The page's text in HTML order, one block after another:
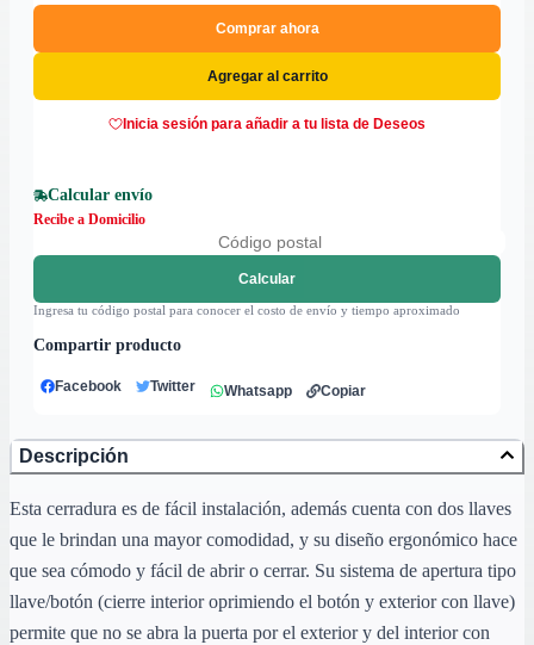
Comprar ahora
Agregar al carrito
Inicia sesión para añadir a tu lista de Deseos
Calcular envío
Recibe a Domicilio
Calcular
Ingresa tu código postal para conocer el costo de envío y tiempo aproximado
Compartir producto
Facebook Twitter Whatsapp Copiar
Descripción
Esta cerradura es de fácil instalación, además cuenta con dos llaves
que le brindan una mayor comodidad, y su diseño ergonómico hace
que sea cómodo y fácil de abrir o cerrar. Su sistema de apertura tipo
llave/botón (cierre interior oprimiendo el botón y exterior con llave)
permite que no se abra la puerta por el exterior y del interior con